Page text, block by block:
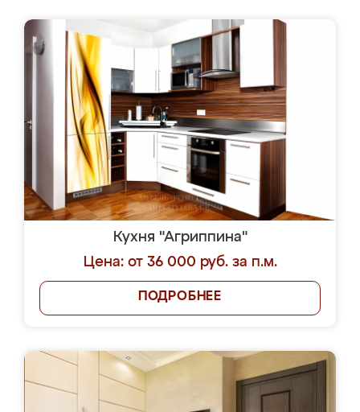
Кухня "Агриппина"
Цена: от 36 000 руб. за п.м.
ПОДРОБНЕЕ